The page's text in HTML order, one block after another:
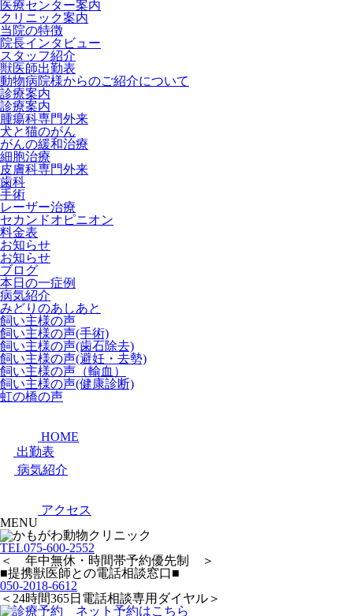
医療センター案内
クリニック案内
当院の特徴
院長インタビュー
スタッフ紹介
獣医師出勤表
動物病院様からのご紹介について
診療案内
診療案内
腫瘍科専門外来
犬と猫のがん
がんの緩和治療
細胞治療
皮膚科専門外来
歯科
手術
レーザー治療
セカンドオピニオン
料金表
お知らせ
お知らせ
ブログ
本日の一症例
病気紹介
みどりのあしあと
飼い主様の声
飼い主様の声(手術)
飼い主様の声(歯石除去)
飼い主様の声(避妊・去勢)
飼い主様の声（輸血）
飼い主様の声(健康診断)
虹の橋の声
HOME
出勤表
病気紹介
アクセス
MENU
TEL075-600-2552
＜ 年中無休・時間帯予約優先制 ＞
■提携獣医師との電話相談窓口■
050-2018-6612
＜24時間365日電話相談専用ダイヤル＞